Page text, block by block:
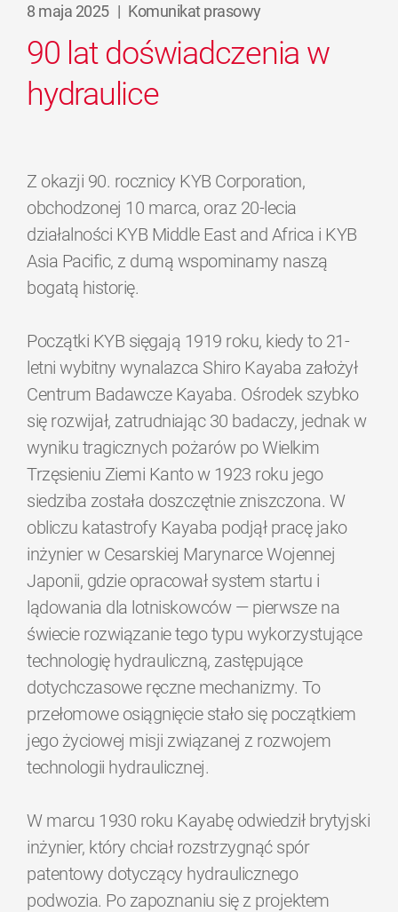
8 maja 2025 | Komunikat prasowy
90 lat doświadczenia w
hydraulice
Z okazji 90. rocznicy KYB Corporation,
obchodzonej 10 marca, oraz 20-lecia
działalności KYB Middle East and Africa i KYB
Asia Pacific, z dumą wspominamy naszą
bogatą historię.
Początki KYB sięgają 1919 roku, kiedy to 21-
letni wybitny wynalazca Shiro Kayaba założył
Centrum Badawcze Kayaba. Ośrodek szybko
się rozwijał, zatrudniając 30 badaczy, jednak w
wyniku tragicznych pożarów po Wielkim
Trzęsieniu Ziemi Kanto w 1923 roku jego
siedziba została doszczętnie zniszczona. W
obliczu katastrofy Kayaba podjął pracę jako
inżynier w Cesarskiej Marynarce Wojennej
Japonii, gdzie opracował system startu i
lądowania dla lotniskowców — pierwsze na
świecie rozwiązanie tego typu wykorzystujące
technologię hydrauliczną, zastępujące
dotychczasowe ręczne mechanizmy. To
przełomowe osiągnięcie stało się początkiem
jego życiowej misji związanej z rozwojem
technologii hydraulicznej.
W marcu 1930 roku Kayabę odwiedził brytyjski
inżynier, który chciał rozstrzygnąć spór
patentowy dotyczący hydraulicznego
podwozia. Po zapoznaniu się z projektem